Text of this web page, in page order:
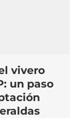
vivero
un paso